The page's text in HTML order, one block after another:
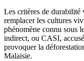
Les critères de durabilité
remplacer les cultures
phénomène connu sous
indirect, ou CASI,
provoquer la
Malaisie.